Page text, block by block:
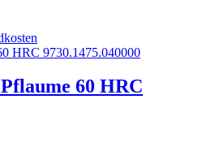
60 HRC